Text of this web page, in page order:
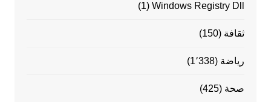
Windows Registry Dll
(1)
ثقافة (150)
رياضة (1٬338)
صحة (425)